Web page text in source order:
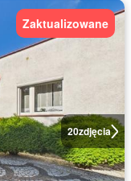
20zdjęcia
Zaktualizowane